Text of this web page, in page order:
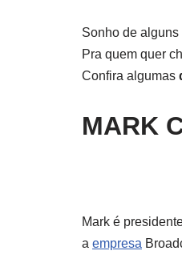
Sonho de
Pra quem quer
Confira algumas
MARK
Mark é
a empresa